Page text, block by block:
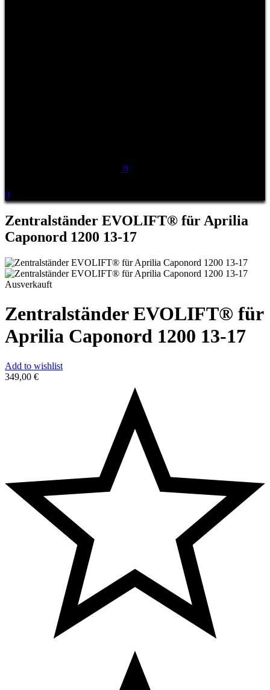
0
0
Zentralständer EVOLIFT® für Aprilia
Caponord 1200 13-17
Ausverkauft
Zentralständer EVOLIFT® für
Aprilia Caponord 1200 13-17
Add to wishlist
349,00 €